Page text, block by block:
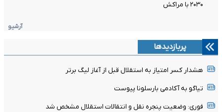
۲۰۳۰ با مراکش
آرشیو
پربازدیدها
هشدار کسر امتیاز به استقلال قبل از آغاز لیگ برتر
تیاگو به آکادمی بارسلونا پیوست
فوری: وضعیت پنجره نقل و انتقالات استقلال مشخص شد